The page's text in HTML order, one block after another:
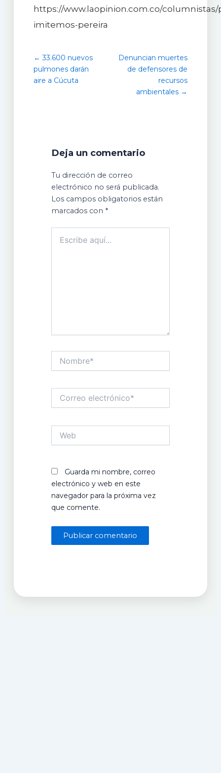
https://www.laopinion.com.co/columnistas/
imitemos-pereira
← 33.600 nuevos
pulmones darán
aire a Cúcuta
Denuncian muertes
de defensores de
recursos
ambientales →
Deja un comentario
Tu dirección de correo
electrónico no será publicada.
Los campos obligatorios están
marcados con *
aquí...
electrónico*
Guarda mi nombre, correo
electrónico y web en este
navegador para la próxima vez
que comente.